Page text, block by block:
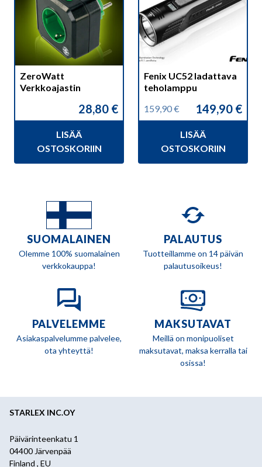
ZeroWatt
Verkkoajastin
28,80 €
LISÄÄ
OSTOSKORIIN
Fenix UC52 ladattava
teholamppu
159,90€
Alkuperäinen
hinta
159,90 €.
149,90 €
Nykyinen
hinta
149,90 €.
LISÄÄ
OSTOSKORIIN
SUOMALAINEN
Olemme 100% suomalainen
verkkokauppa!
PALAUTUS
Tuotteillamme on 14 päivän
palautusoikeus!
PALVELEMME
Asiakaspalvelumme palvelee,
ota yhteyttä!
MAKSUTAVAT
Meillä on monipuoliset
maksutavat, maksa kerralla tai
osissa!
STARLEX INC.OY
Päivärinteenkatu 1
04400 Järvenpää
Finland , EU